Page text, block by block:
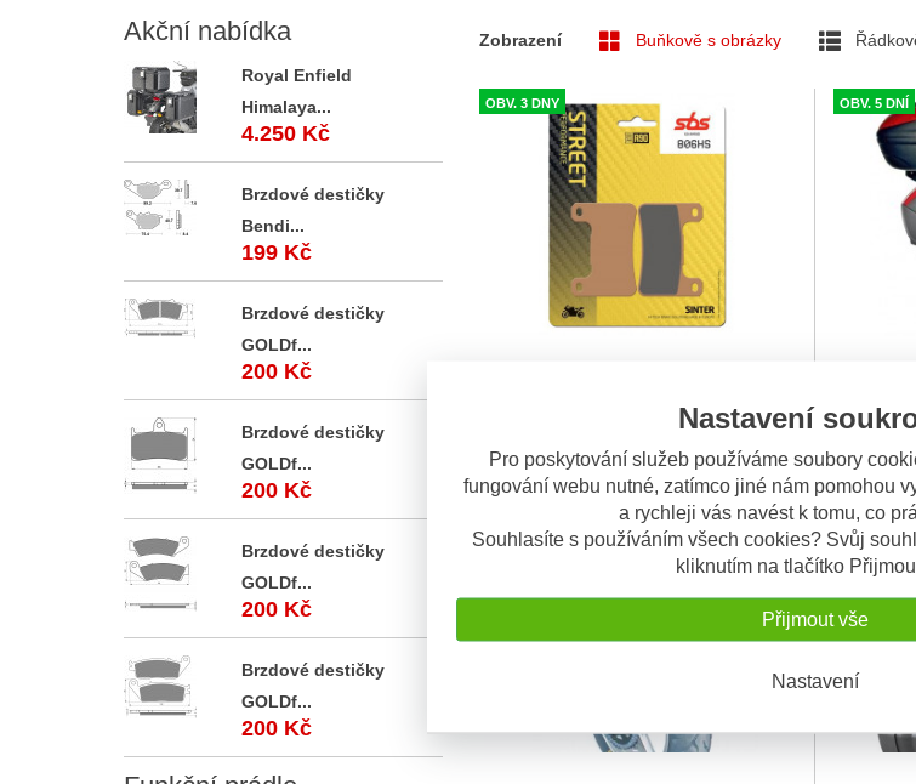
Nastavení
Pro poskytování služeb používáme soubory
fungování webu nutné, zatímco jiné nám pomohou
a rychleji vás navést k tomu, co
Souhlasíte s používáním všech cookies? Svůj
kliknutím na tlačítko
Přijmout vše
Nastavení
Zobrazení Buňkově s obrázky
OBV. 3 DNY
Brzdové destičky SBS mají v plném
725 Kč
OBV. 5 DNÍ
boční
PLX 445
6N/6F
OBV. 5 DNÍ
Akční nabídka
Royal Enfield
Himalaya...
4.250 Kč
Brzdové destičky
Bendi...
199 Kč
Brzdové destičky
GOLDf...
200 Kč
Brzdové destičky
GOLDf...
200 Kč
Brzdové destičky
GOLDf...
200 Kč
Brzdové destičky
GOLDf...
200 Kč